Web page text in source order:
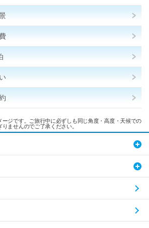
ジです。ご旅行中に必ずしも同じ角度・高度・天候での
ませんのでご了承ください。